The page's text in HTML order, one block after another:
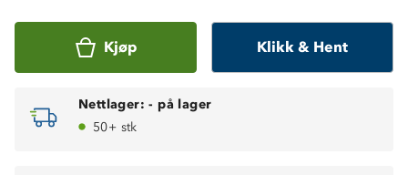
Kjøp Klikk & Hent
Nettlager: - på lager
50+ stk